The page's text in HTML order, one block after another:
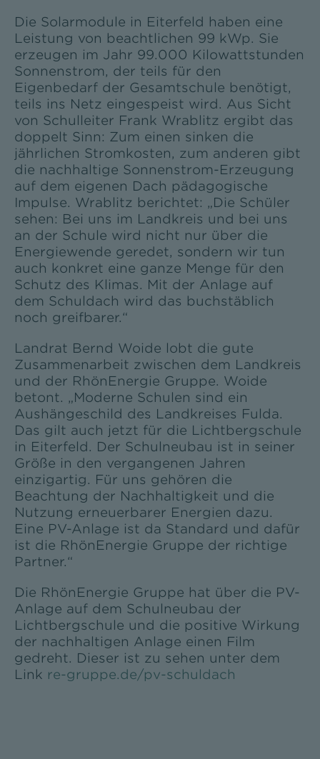
Die Solarmodule in Eiterfeld haben eine
Leistung von beachtlichen 99 kWp. Sie
erzeugen im Jahr 99.000 Kilowattstunden
Sonnenstrom, der teils für den
Eigenbedarf der Gesamtschule benötigt,
teils ins Netz eingespeist wird. Aus Sicht
von Schulleiter Frank Wrablitz ergibt das
doppelt Sinn: Zum einen sinken die
jährlichen Stromkosten, zum anderen gibt
die nachhaltige Sonnenstrom-Erzeugung
auf dem eigenen Dach pädagogische
Impulse. Wrablitz berichtet: „Die Schüler
sehen: Bei uns im Landkreis und bei uns
an der Schule wird nicht nur über die
Energiewende geredet, sondern wir tun
auch konkret eine ganze Menge für den
Schutz des Klimas. Mit der Anlage auf
dem Schuldach wird das buchstäblich
noch greifbarer.“
Landrat Bernd Woide lobt die gute
Zusammenarbeit zwischen dem Landkreis
und der RhönEnergie Gruppe. Woide
betont. „Moderne Schulen sind ein
Aushängeschild des Landkreises Fulda.
Das gilt auch jetzt für die Lichtbergschule
in Eiterfeld. Der Schulneubau ist in seiner
Größe in den vergangenen Jahren
einzigartig. Für uns gehören die
Beachtung der Nachhaltigkeit und die
Nutzung erneuerbarer Energien dazu.
Eine PV-Anlage ist da Standard und dafür
ist die RhönEnergie Gruppe der richtige
Partner.“
Die RhönEnergie Gruppe hat über die PV-
Anlage auf dem Schulneubau der
Lichtbergschule und die positive Wirkung
der nachhaltigen Anlage einen Film
gedreht. Dieser ist zu sehen unter dem
Link re-gruppe.de/pv-schuldach